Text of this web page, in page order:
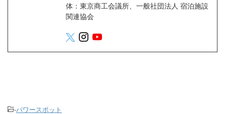
体：東京商工会議所、一般社団法人 宿泊施設
関連協会
-パワースポット